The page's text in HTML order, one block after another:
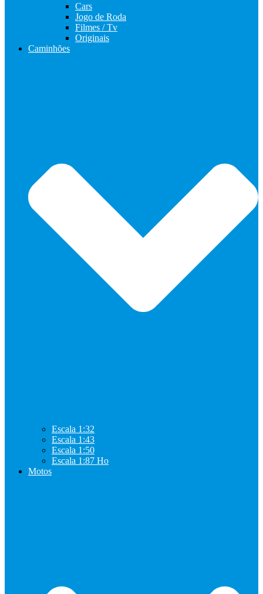
Cars
Jogo de Roda
Filmes / Tv
Originais
Caminhões
Escala 1:32
Escala 1:43
Escala 1:50
Escala 1:87 Ho
Motos